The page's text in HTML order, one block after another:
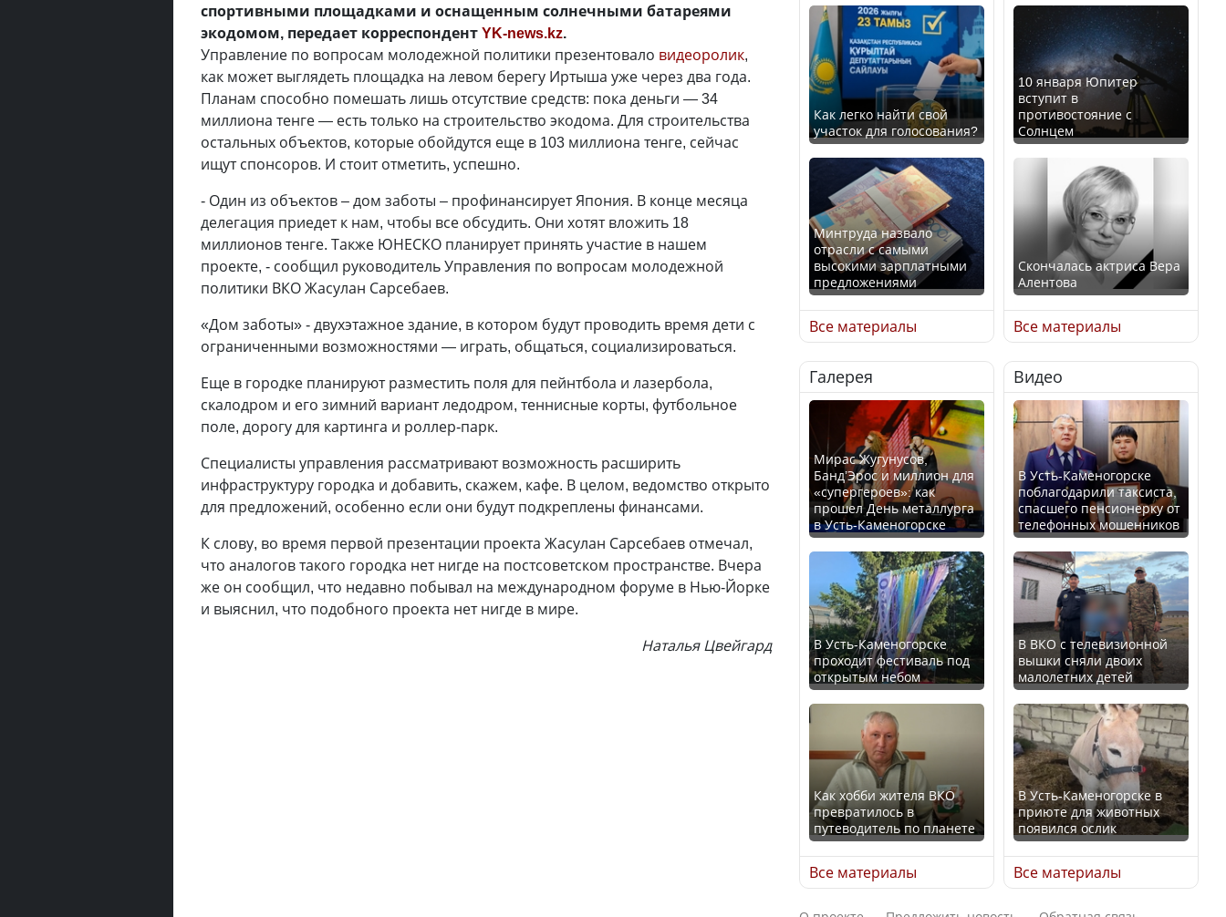
спортивными площадками и оснащенным солнечными батареями
экодомом, передает корреспондентYK-news.kz.
Управление по вопросам молодежной политики презентовало видеоролик,
как может выглядеть площадка на левом берегу Иртыша уже через два года.
Планам способно помешать лишь отсутствие средств: пока деньги — 34
миллиона тенге — есть только на строительство экодома. Для строительства
остальных объектов, которые обойдутся еще в 103 миллиона тенге, сейчас
ищут спонсоров. И стоит отметить, успешно.
- Один из объектов – дом заботы – профинансирует Япония. В конце месяца
делегация приедет к нам, чтобы все обсудить. Они хотят вложить 18
миллионов тенге. Также ЮНЕСКО планирует принять участие в нашем
проекте, - сообщил руководитель Управления по вопросам молодежной
политики ВКО Жасулан Сарсебаев.
«Дом заботы» - двухэтажное здание, в котором будут проводить время дети с
ограниченными возможностями — играть, общаться, социализироваться.
Еще в городке планируют разместить поля для пейнтбола и лазербола,
скалодром и его зимний вариант ледодром, теннисные корты, футбольное
поле, дорогу для картинга и роллер-парк.
Специалисты управления рассматривают возможность расширить
инфраструктуру городка и добавить, скажем, кафе. В целом, ведомство открыто
для предложений, особенно если они будут подкреплены финансами.
К слову, во время первой презентации проекта Жасулан Сарсебаев отмечал,
что аналогов такого городка нет нигде на постсоветском пространстве. Вчера
же он сообщил, что недавно побывал на международном форуме в Нью-Йорке
и выяснил, что подобного проекта нет нигде в мире.
Наталья Цвейгард
Как легко найти свой
участок для голосования?
Минтруда назвало
отрасли с самыми
высокими зарплатными
предложениями
Искусственный интеллект
официально включили в
школьную программу
Казахстана
В Казахстане стало
проще получить
направления на
медицинские
обследования
Қазақстан Орталық Азия
елдері арасында әл-ауқат
индексінде көш бастады
Казахстан возглавил
рейтинг благополучия
среди стран Центральной
Азии
Все материалы
10 января Юпитер
вступит в
противостояние с
Солнцем
Скончалась актриса Вера
Алентова
В РФ вынесен заочный
приговор по уголовному
делу об убийстве Игоря
Талькова
В России введены
дополнительные
ограничения для
казахстанских прав
Трамп официально
вступил в должность
президента США
Луну признали объектом
культурного наследия,
находящегося под
угрозой исчезновения
Все материалы
Галерея
Мирас Жугунусов,
Банд’Эрос и миллион для
«супергероев»: как
прошел День металлурга
в Усть-Каменогорске
В Усть-Каменогорске
проходит фестиваль под
открытым небом
Как хобби жителя ВКО
превратилось в
путеводитель по планете
Все материалы
Видео
В Усть-Каменогорске
поблагодарили таксиста,
спасшего пенсионерку от
телефонных мошенников
В ВКО с телевизионной
вышки сняли двоих
малолетних детей
В Усть-Каменогорске в
приюте для животных
появился ослик
Все материалы